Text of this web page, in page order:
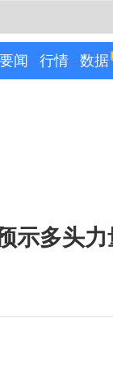
闻 行情 数据
示多头